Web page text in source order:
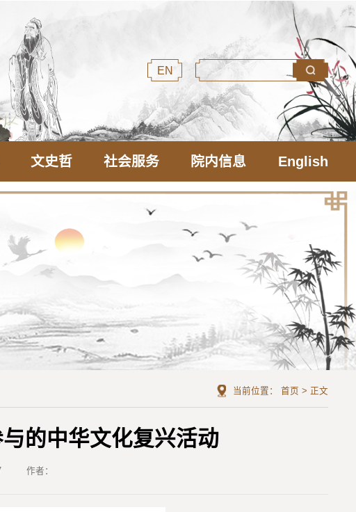
EN
文史哲 社会服务 院内信息 English
当前位置： 首页 > 正文
的中华文化复兴活动
作者：